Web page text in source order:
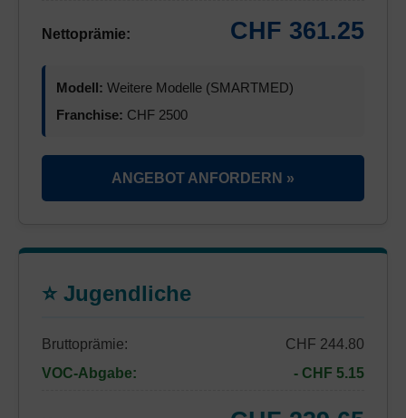
Nettoprämie: CHF 361.25
Modell: Weitere Modelle (SMARTMED)
Franchise: CHF 2500
ANGEBOT ANFORDERN »
⭐ Jugendliche
Bruttoprämie:
CHF 244.80
VOC-Abgabe:
- CHF 5.15